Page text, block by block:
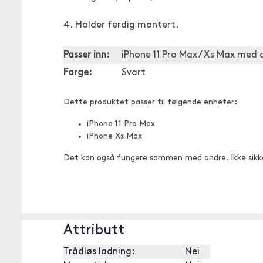
4. Holder ferdig montert.
Passer inn:
iPhone 11 Pro Max / Xs Max med
Farge:
Svart
Dette produktet passer til følgende enheter:
iPhone 11 Pro Max
iPhone Xs Max
Det kan også fungere sammen med andre. Ikke
Attributt
Trådløs ladning:
Nei